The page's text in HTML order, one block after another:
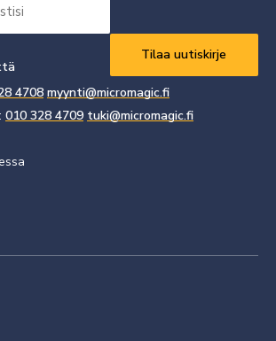
4708 myynti@micromagic.fi
010 328 4709 tuki@micromagic.fi